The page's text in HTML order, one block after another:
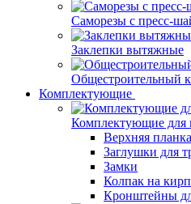
Саморезы с пресс-
Заклепки вытяжные
Общестроительный
Комплектующие
Комплектующие для
Верхняя
Заглушки для
Замки
Колпак на
Кронштейны